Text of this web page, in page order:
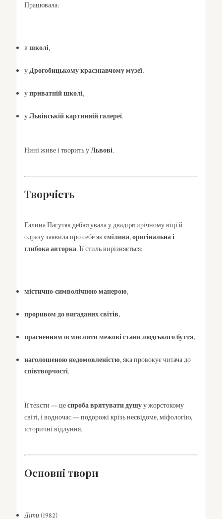
Працювала:
в школі,
уДрогобицькому краєзнавчому музеї,
уприватній школі,
уЛьвівській картинній галереї.
Нині живе і творить уЛьвові.
Творчість
Галина Пагутяк дебютувала у двадцятирічному віці й
одразу заявила про себе яксмілива, оригінальна і
глибока авторка. Її стиль вирізняється:
містично-символічною манерою,
проривом до вигаданих світів,
прагненням осмислити межові стани людського буття,
наголошеною недомовленістю, яка провокує читача до
співтворчості.
Її тексти — цеспроба врятувати душуу жорстокому
світі, і водночас — подорожі крізь несвідоме, міфологію,
історичні відлуння.
Основні твори
Діти (1982)